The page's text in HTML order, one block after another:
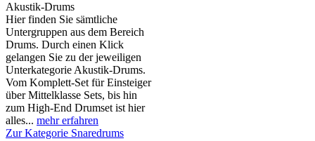
Akustik-Drums
Hier finden Sie sämtliche
Untergruppen aus dem Bereich
Drums. Durch einen Klick
gelangen Sie zu der jeweiligen
Unterkategorie Akustik-Drums.
Vom Komplett-Set für Einsteiger
über Mittelklasse Sets, bis hin
zum High-End Drumset ist hier
alles... mehr erfahren
Zur Kategorie Snaredrums